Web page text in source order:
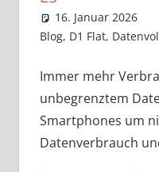
16. Januar 2026
Blog, D1 Flat,
Immer mehr
unbegrenztem
Smartphones um
Datenverbrauch